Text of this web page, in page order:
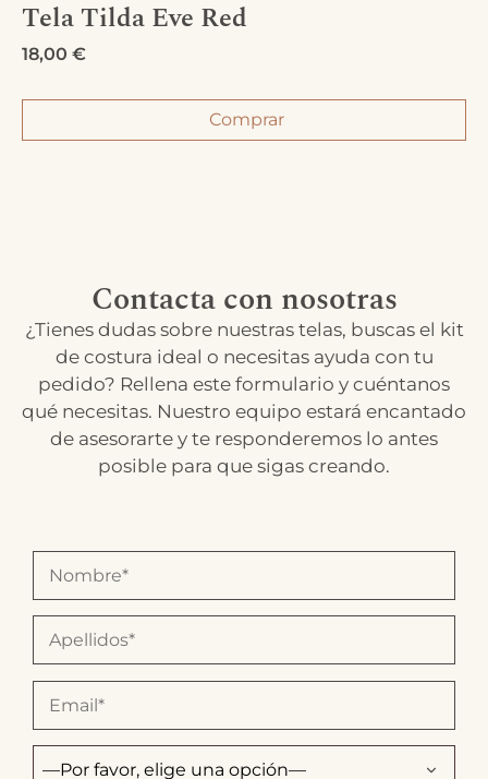
Tela Tilda Eve Red
18,00 €
Comprar
Contacta con nosotras
¿Tienes dudas sobre nuestras telas, buscas el kit
de costura ideal o necesitas ayuda con tu
pedido? Rellena este formulario y cuéntanos
qué necesitas. Nuestro equipo estará encantado
de asesorarte y te responderemos lo antes
posible para que sigas creando.